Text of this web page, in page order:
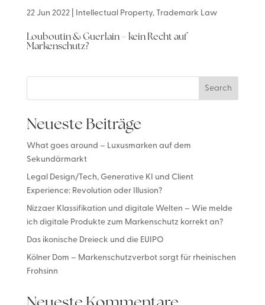
Louboutin & Guerlain – kein Recht auf
Markenschutz?
22 Jun 2022| Intellectual Property, Trademark Law
Search
Neueste Beiträge
What goes around – Luxusmarken auf dem
Sekundärmarkt
Legal Design/Tech, Generative KI und Client
Experience: Revolution oder Illusion?
Nizzaer Klassifikation und digitale Welten – Wie melde
ich digitale Produkte zum Markenschutz korrekt an?
Das ikonische Dreieck und die EUIPO
Kölner Dom – Markenschutzverbot sorgt für rheinischen
Frohsinn